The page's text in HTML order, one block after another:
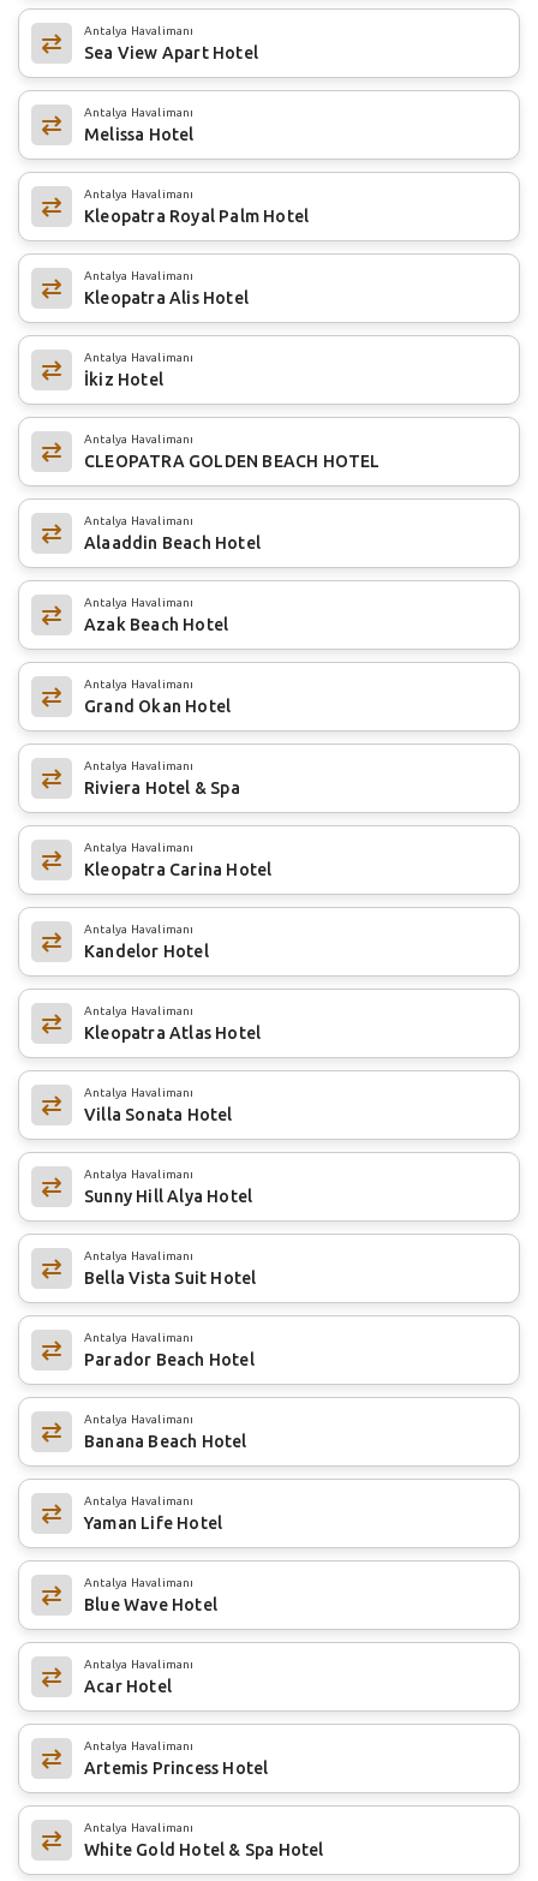
Antalya Havalimanı
Sea View Apart Hotel
Antalya Havalimanı
Melissa Hotel
Antalya Havalimanı
Kleopatra Royal Palm Hotel
Antalya Havalimanı
Kleopatra Alis Hotel
Antalya Havalimanı
İkiz Hotel
Antalya Havalimanı
CLEOPATRA GOLDEN BEACH HOTEL
Antalya Havalimanı
Alaaddin Beach Hotel
Antalya Havalimanı
Azak Beach Hotel
Antalya Havalimanı
Grand Okan Hotel
Antalya Havalimanı
Riviera Hotel & Spa
Antalya Havalimanı
Kleopatra Carina Hotel
Antalya Havalimanı
Kandelor Hotel
Antalya Havalimanı
Kleopatra Atlas Hotel
Antalya Havalimanı
Villa Sonata Hotel
Antalya Havalimanı
Sunny Hill Alya Hotel
Antalya Havalimanı
Bella Vista Suit Hotel
Antalya Havalimanı
Parador Beach Hotel
Antalya Havalimanı
Banana Beach Hotel
Antalya Havalimanı
Yaman Life Hotel
Antalya Havalimanı
Blue Wave Hotel
Antalya Havalimanı
Acar Hotel
Antalya Havalimanı
Artemis Princess Hotel
Antalya Havalimanı
White Gold Hotel & Spa Hotel